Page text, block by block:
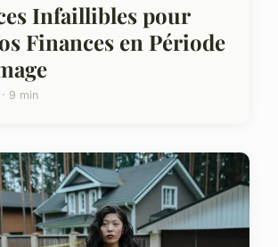
Infaillibles pour
Finances en Période
9 min